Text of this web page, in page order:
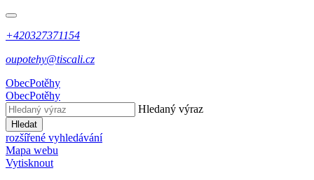
+420327371154
oupotehy@tiscali.cz
ObecPotěhy
ObecPotěhy
Hledaný výraz
Hledat
rozšířené vyhledávání
Mapa webu
Vytisknout